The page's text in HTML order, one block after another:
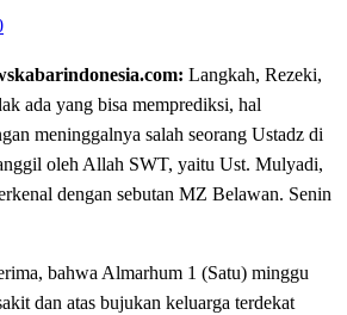
Langkah, Rezeki,
ada yang bisa memprediksi, hal
meninggalnya salah seorang Ustadz di
oleh Allah SWT, yaitu Ust. Mulyadi,
dengan sebutan MZ Belawan. Senin
bahwa Almarhum 1 (Satu) minggu
dan atas bujukan keluarga terdekat